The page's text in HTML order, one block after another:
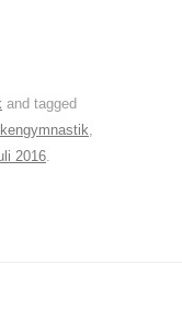
and tagged
,
2016.